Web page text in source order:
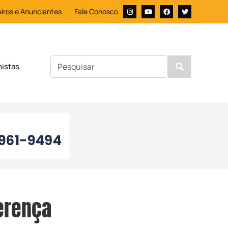
e Anunciantes Fale Conosco